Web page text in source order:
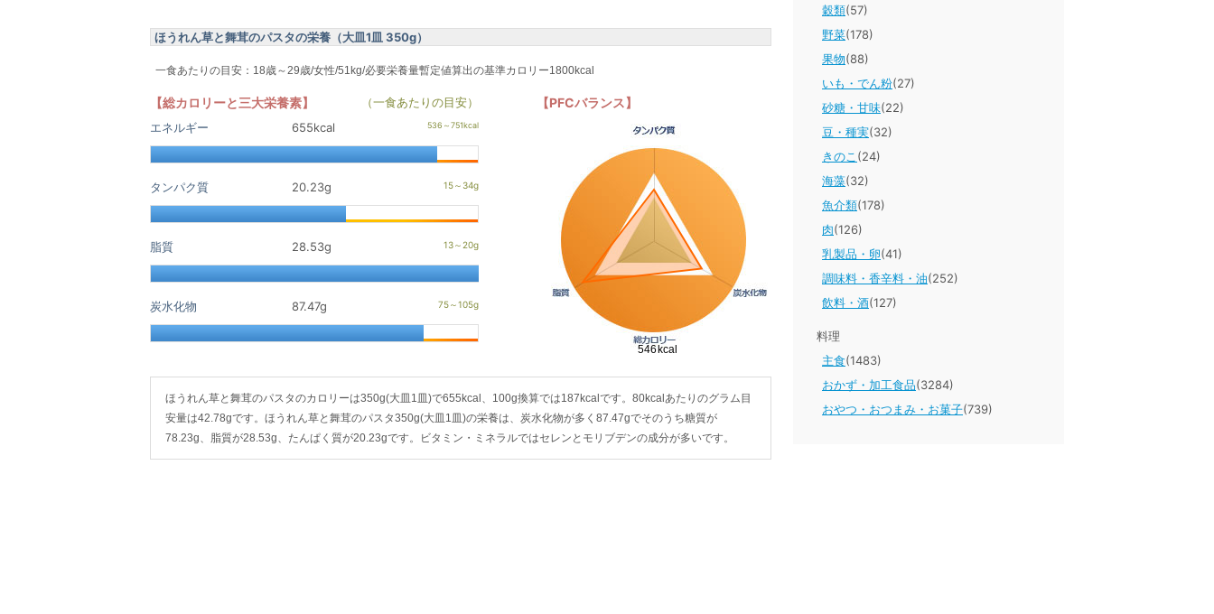
ほうれん草と舞茸のパスタの栄養（大皿1皿 350g）
一食あたりの目安：18歳～29歳/女性/51kg/必要栄養量暫定値算出の基準カロリー1800kcal
【総カロリーと三大栄養素】
（一食あたりの目安）
エネルギー
655kcal
タンパク質 20.23g
脂質 28.53g
炭水化物 87.47g
【PFCバランス】
ほうれん草と舞茸のパスタのカロリーは350g(大皿1皿)で655kcal、100g換算では187kcalです。80kcalあたりのグラム目
安量は42.78gです。ほうれん草と舞茸のパスタ350g(大皿1皿)の栄養は、炭水化物が多く87.47gでそのうち糖質が
78.23g、脂質が28.53g、たんぱく質が20.23gです。ビタミン・ミネラルではセレンとモリブデンの成分が多いです。
穀類(57)
野菜(178)
果物(88)
いも・でん粉(27)
砂糖・甘味(22)
豆・種実(32)
きのこ (24)
海藻(32)
魚介類(178)
肉(126)
乳製品・卵(41)
調味料・香辛料・油(252)
飲料・酒(127)
料理
主食(1483)
おかず・加工食品(3284)
おやつ・おつまみ・お菓子(739)